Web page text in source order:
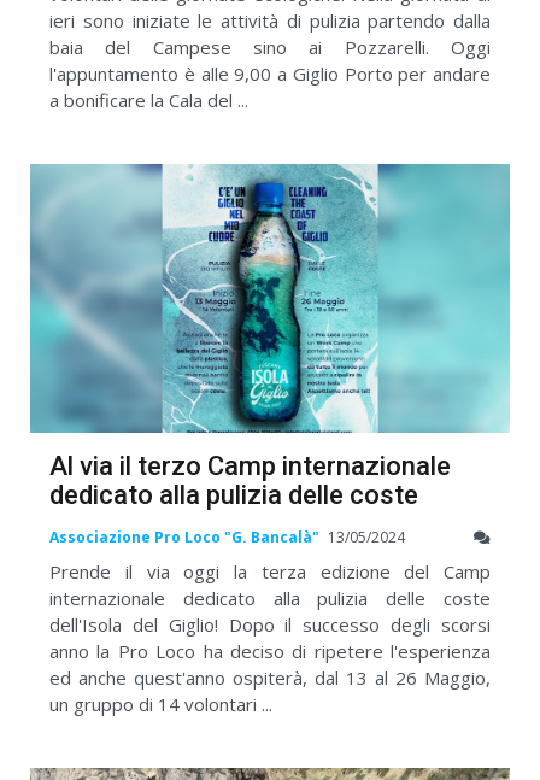
ieri sono iniziate le attività di pulizia partendo dalla
baia del Campese sino ai Pozzarelli. Oggi
l'appuntamento è alle 9,00 a Giglio Porto per andare
a bonificare la Cala del ...
Al via il terzo Camp internazionale
dedicato alla pulizia delle coste
Associazione Pro Loco "G. Bancalà" 13/05/2024
Prende il via oggi la terza edizione del Camp
internazionale dedicato alla pulizia delle coste
dell'Isola del Giglio! Dopo il successo degli scorsi
anno la Pro Loco ha deciso di ripetere l'esperienza
ed anche quest'anno ospiterà, dal 13 al 26 Maggio,
un gruppo di 14 volontari ...